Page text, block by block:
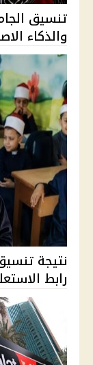
والذكاء
نتيجة
رابط